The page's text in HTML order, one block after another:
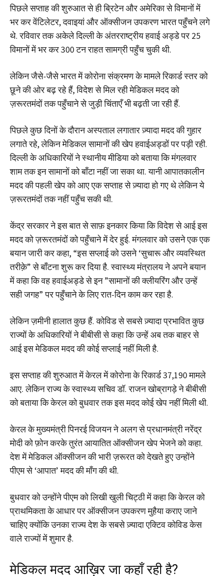
पिछले सप्ताह की शुरुआत से ही ब्रिटेन और अमेरिका से विमानों में
भर कर वेंटिलेटर, दवाइयां और ऑक्सीजन उपकरण भारत पहुँचने लगे
थे. रविवार तक अकेले दिल्ली के अंतरराष्ट्रीय हवाई अड्डे पर 25
विमानों में भर कर 300 टन राहत सामग्री पहुँच चुकी थी.
लेकिन जैसे-जैसे भारत में कोरोना संक्रमण के मामले रिकार्ड स्तर को
छूने की ओर बढ़ रहे हैं, विदेश से मिल रही मेडिकल मदद को
ज़रूरतमंदों तक पहुँचाने से जुड़ी चिंताएँ भी बढ़ती जा रही हैं.
पिछले कुछ दिनों के दौरान अस्पताल लगातार ज़्यादा मदद की गुहार
लगाते रहे, लेकिन मेडिकल सामानों की खेप हवाईअड्डों पर पड़ी रही.
दिल्ली के अधिकारियों ने स्थानीय मीडिया को बताया कि मंगलवार
शाम तक इन सामानों को बाँटा नहीं जा सका था. यानी आपातकालीन
मदद की पहली खेप को आए एक सप्ताह से ज़्यादा हो गए थे लेकिन ये
ज़रूरतमंदों तक नहीं पहुँच सकी थी.
केंद्र सरकार ने इस बात से साफ़ इनकार किया कि विदेश से आई इस
मदद को ज़रूरतमंदों को पहुँचाने में देर हुई. मंगलवार को उसने एक एक
बयान जारी कर कहा, “इस सप्लाई को उसने ‘सुचारू और व्यवस्थित
तरीक़े” से बाँटना शुरू कर दिया है. स्वास्थ्य मंत्रालय ने अपने बयान
में कहा कि वह हवाईअड्डे से इन ”सामानों की क्लीयरिंग और उन्हें
सही जगह” पर पहुँचाने के लिए रात-दिन काम कर रहा है.
लेकिन ज़मीनी हालात कुछ हैं. कोविड से सबसे ज़्यादा प्रभावित कुछ
राज्यों के अधिकारियों ने बीबीसी से कहा कि उन्हें अब तक बाहर से
आई इस मेडिकल मदद की कोई सप्लाई नहीं मिली है.
इस सप्ताह की शुरुआत में केरल में कोरोना के रिकार्ड 37,190 मामले
आए. लेकिन राज्य के स्वास्थ्य सचिव डॉ. राजन खोब्रागड़े ने बीबीसी
को बताया कि केरल को बुधवार तक इस मदद कोई खेप नहीं मिली थी.
केरल के मुख्यमंत्री पिनरई विजयन ने अलग से प्रधानमंत्री नरेंद्र
मोदी को फ़ोन करके तुरंत आयातित ऑक्सीजन खेप भेजने को कहा.
देश में मेडिकल ऑक्सीजन की भारी ज़रूरत को देखते हुए उन्होंने
पीएम से ‘आपात’ मदद की माँग की थी.
बुधवार को उन्होंने पीएम को लिखी खुली चिट्ठी में कहा कि केरल को
प्राथमिकता के आधार पर ऑक्सीजन उपकरण मुहैया कराए जाने
चाहिए क्योंकि उनका राज्य देश के सबसे ज़्यादा एक्टिव कोविड केस
वाले राज्यों में शुमार है.
मेडिकल मदद आख़िर जा कहाँ रही है?